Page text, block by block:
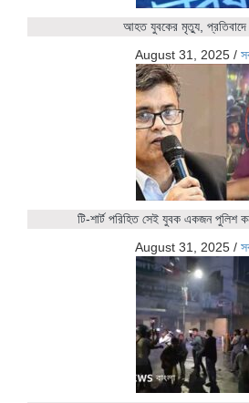
আহত যুবকের মৃত্যু, প্রতিবাদে
August 31, 2025 /
টি-শার্ট পরিহিত সেই যুবক একজন পুলিশ
August 31, 2025 /